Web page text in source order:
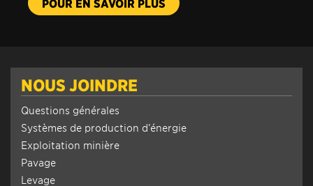
Questions générales
Systèmes de production d’énergie
Exploitation minière
Pavage
Levage
Broyage et criblage
Camion